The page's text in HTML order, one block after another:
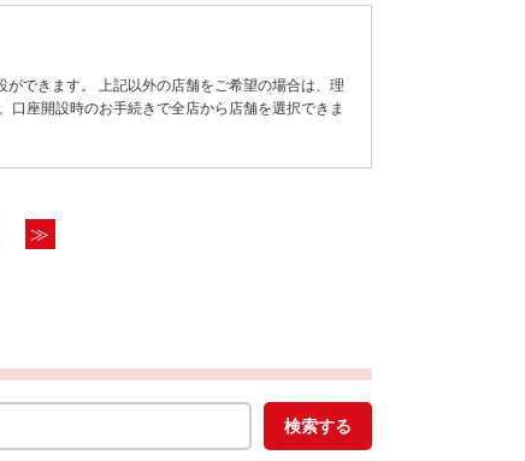
できます。 上記以外の店舗をご希望の場合は、理
座開設時のお手続きで全店から店舗を選択できま
≫